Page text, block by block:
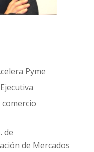
Pyme
de
de Mercados